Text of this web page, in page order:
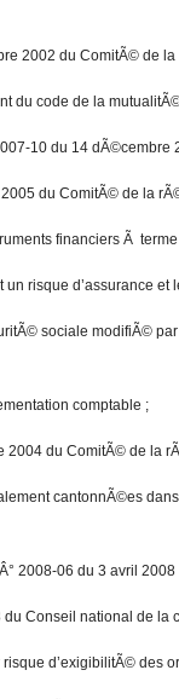
2002 du ComitÃ© de
du code de la
10 du 14 dÃ©cembre
du ComitÃ© de la
financiers Ã
risque d’assurance et
sociale modifiÃ© par
comptable ;
2004 du ComitÃ© de la
cantonnÃ©es
2008-06 du 3 avril 2008
Conseil national de la
d’exigibilitÃ© des